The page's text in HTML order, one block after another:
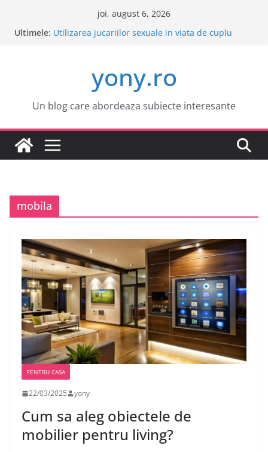
joi, august 6, 2026
Ultimele: Este o idee buna sa cumpar o masina electrica?
Tot ce trebuie sa stii despre bolile copilariei
Tot ce trebuie sa stii despre epilarea definitiva
yony.ro
Un blog care abordeaza subiecte interesante
mobila
PENTRU CASA
22/03/2025 yony
Cum sa aleg obiectele de
mobilier pentru living?